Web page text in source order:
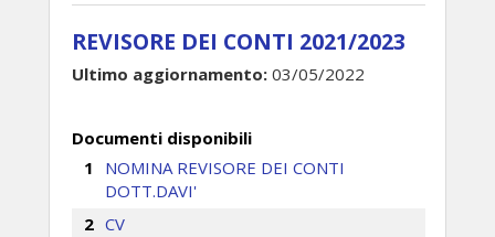
REVISORE DEI CONTI 2021/2023
Ultimo aggiornamento: 03/05/2022
Documenti disponibili
NOMINA REVISORE DEI CONTI
DOTT.DAVI'
CV